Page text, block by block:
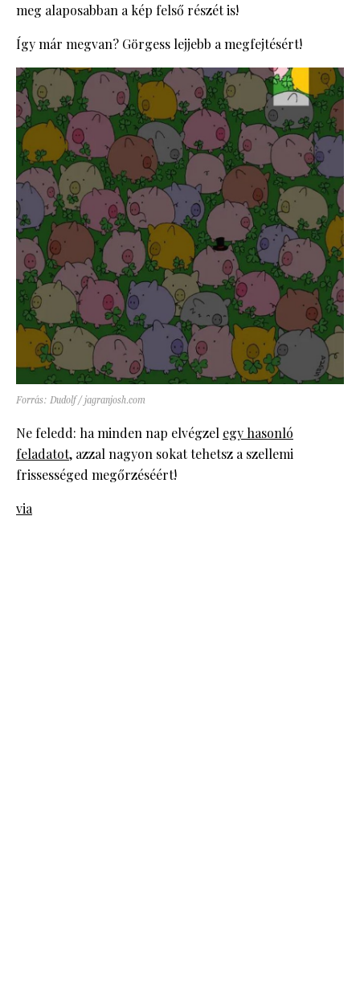
meg alaposabban a kép felső részét is!
Így már megvan? Görgess lejjebb a megfejtésért!
Forrás: Dudolf / jagranjosh.com
Ne feledd: ha minden nap elvégzel egy hasonló
feladatot, azzal nagyon sokat tehetsz a szellemi
frissességed megőrzéséért!
via